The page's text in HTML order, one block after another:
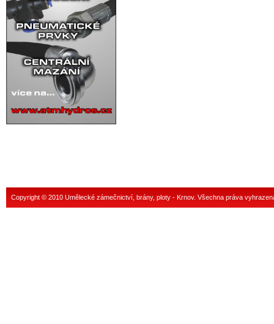
Copyright © 2010 Umělecké zámečnictví, brány, ploty - Krnov. Všechna práva